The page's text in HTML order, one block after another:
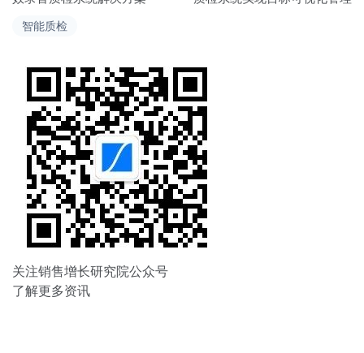
智能质检
导
航
关注销售增长研究院公众号
了解更多资讯